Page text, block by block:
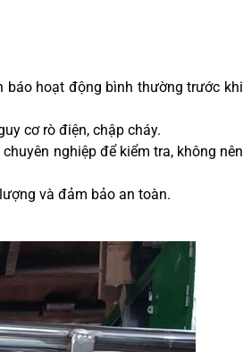
báo hoạt động bình thường trước khi
cơ rò điện, chập cháy.
nghiệp để kiểm tra, không nên
và đảm bảo an toàn.